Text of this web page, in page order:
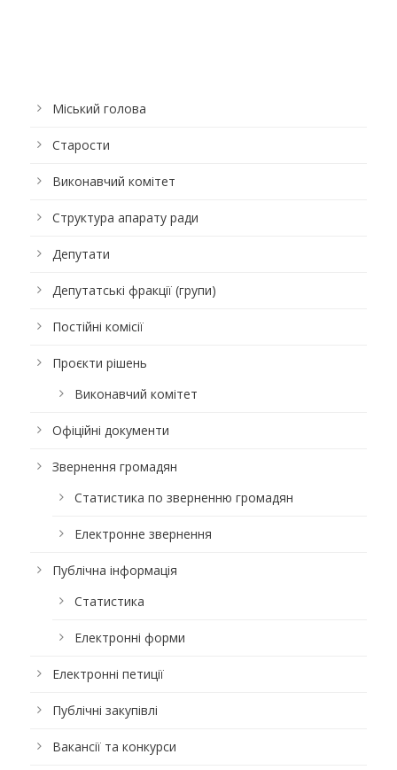
Міський голова
Старости
Виконавчий комітет
Структура апарату ради
Депутати
Депутатські фракції (групи)
Постійні комісії
Проєкти рішень
Виконавчий комітет
Офіційні документи
Звернення громадян
Статистика по зверненню громадян
Електронне звернення
Публічна інформація
Статистика
Електронні форми
Електронні петиції
Публічні закупівлі
Вакансії та конкурси